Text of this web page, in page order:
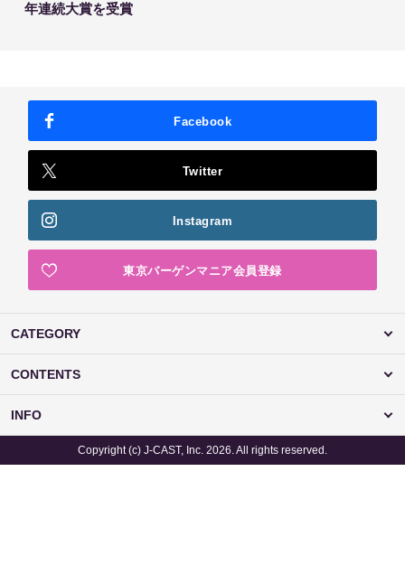
年連続大賞を受賞
Facebook
Twitter
Instagram
東京バーゲンマニア会員登録
CATEGORY
CONTENTS
INFO
Copyright (c) J-CAST, Inc. 2026. All rights reserved.